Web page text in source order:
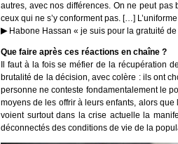
autres, avec nos différences. On ne peut
ceux qui ne s’y conforment pas. […]
Habone Hassan « je suis pour la gratuité
Que faire après ces réactions en chaîne ?
Il faut à la fois se méfier de la récupération
brutalité de la décision, avec colère : ils ont
personne ne conteste fondamentalement le
moyens de les offrir à leurs enfants, alors
voient surtout dans la crise actuelle la
déconnectés des conditions de vie de la